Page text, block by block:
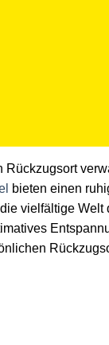
bieten einen
vielfältige